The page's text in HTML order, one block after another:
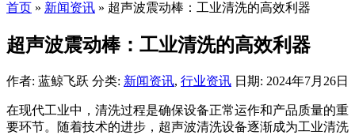
首页 » 新闻资讯 » 超声波震动棒：工业清洗的高效利器
超声波震动棒：工业清洗的高效利器
作者: 蓝鲸飞跃 分类: 新闻资讯, 行业资讯 日期: 2024年7月26日
在现代工业中，清洗过程是确保设备正常运作和产品质量的重
要环节。随着技术的进步，超声波清洗设备逐渐成为工业清洗